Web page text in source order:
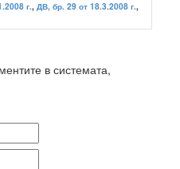
г., ДВ, бр. 29 от 18.3.2008 г.,
в системата,